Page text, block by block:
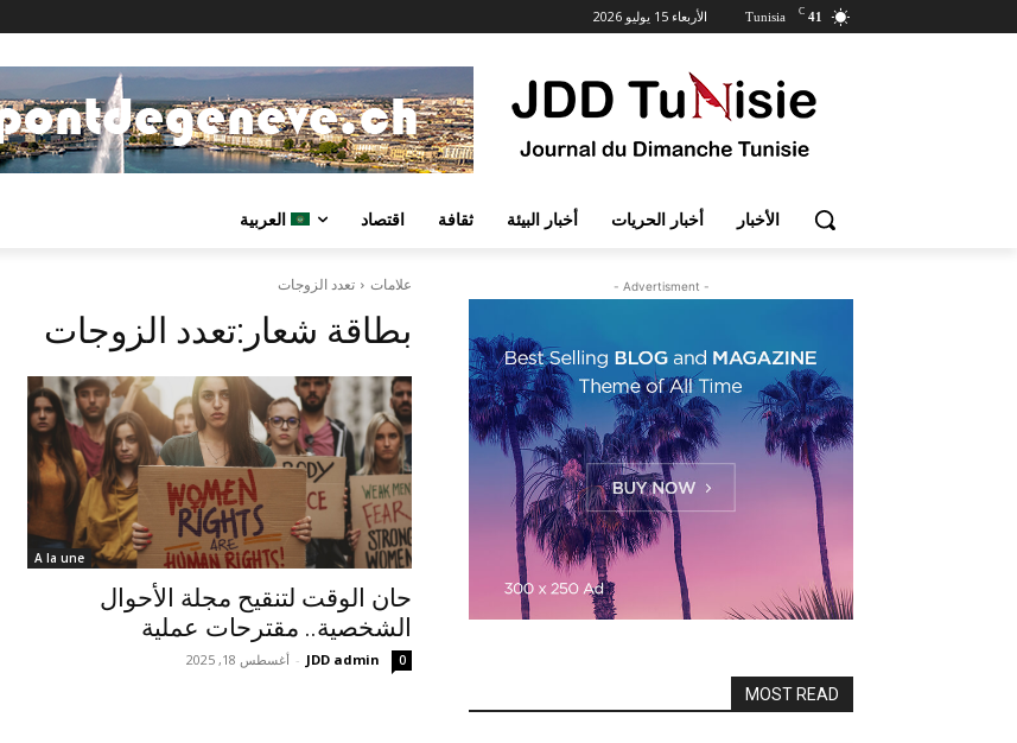
41
C
Tunisia الأربعاء 15 يوليو 2026
الأخبار أخبار الحريات أخبار البيئة ثقافة اقتصاد العربية
علامات تعدد الزوجات
بطاقة شعار:تعدد الزوجات
A la une
حان الوقت لتنقيح مجلة الأحوال
الشخصية.. مقترحات عملية
JDD admin
- أغسطس 18, 2025 0
- Advertisment -
MOST READ